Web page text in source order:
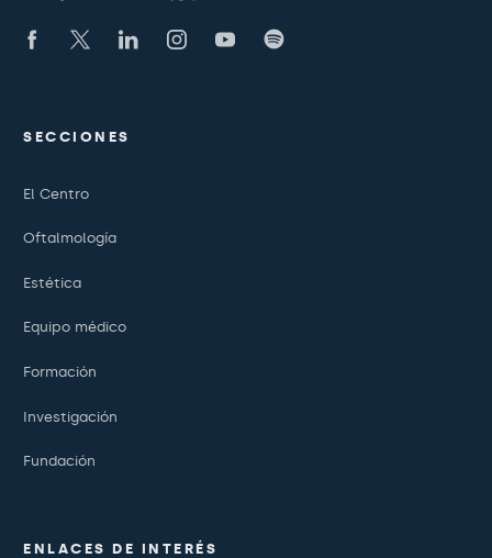
SECCIONES
El Centro
Oftalmología
Estética
Equipo médico
Formación
Investigación
Fundación
ENLACES DE INTERÉS